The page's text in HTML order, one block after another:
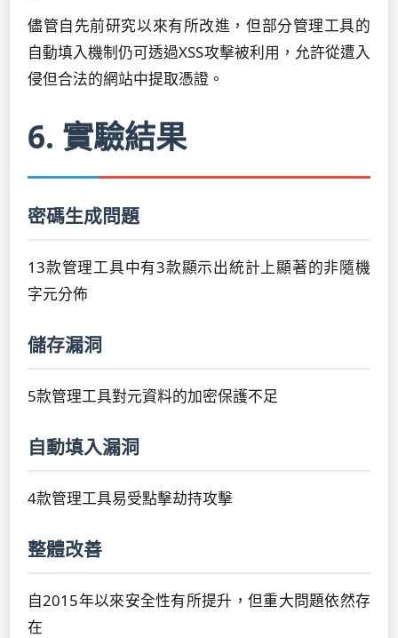
儘管自先前研究以來有所改進，但部分管理工具的
自動填入機制仍可透過XSS攻擊被利用，允許從遭入
侵但合法的網站中提取憑證。
6. 實驗結果
密碼生成問題
13款管理工具中有3款顯示出統計上顯著的非隨機
字元分佈
儲存漏洞
5款管理工具對元資料的加密保護不足
自動填入漏洞
4款管理工具易受點擊劫持攻擊
整體改善
自2015年以來安全性有所提升，但重大問題依然存
在